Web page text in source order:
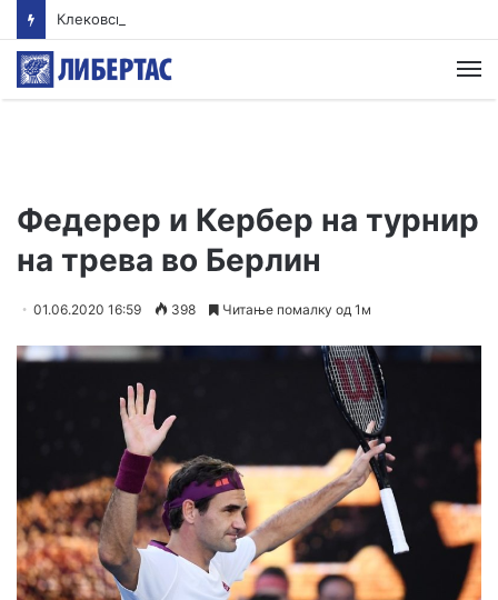
Федерер и Кербер на турнир
на трева во Берлин
01.06.2020 16:59 398 Читање помалку од 1м